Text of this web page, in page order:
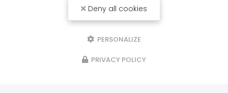
Deny all cookies
PERSONALIZE
PRIVACY POLICY